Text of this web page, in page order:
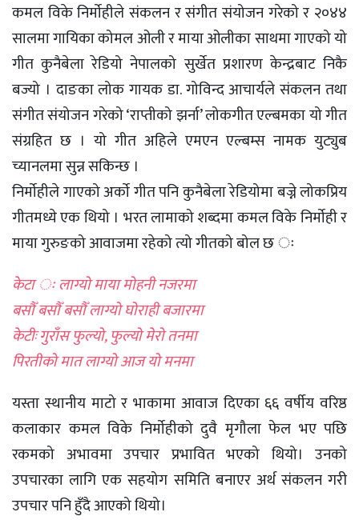
कमल विके निर्माेहीले संकलन र संगीत संयोजन गरेको र २०४४
सालमा गायिका कोमल ओली र माया ओलीका साथमा गाएको यो
गीत कुनैबेला रेडियो नेपालको सुर्खेत प्रशारण केन्द्रबाट निकै
बज्यो । दाङका लोक गायक डा. गोविन्द आचार्यले संकलन तथा
संगीत संयोजन गरेको ‘राप्तीको झर्ना’ लोकगीत एल्बमका यो गीत
संग्रहित छ । यो गीत अहिले एमएन एल्बम्स नामक युट्युब
च्यानलमा सुन्न सकिन्छ ।
निर्माेहीले गाएको अर्काे गीत पनि कुनैबेला रेडियोमा बज्ने लोकप्रिय
गीतमध्ये एक थियो । भरत लामाको शब्दमा कमल विके निर्माेही र
माया गुरुङको आवाजमा रहेको त्यो गीतको बोल छ ः
केटा ः लाग्यो माया मोहनी नजरमा
बसौँ बसौँ बसौँ लाग्यो घोराही बजारमा
केटीः गुराँस फुल्यो, फुल्यो मेरो तनमा
पिरतीको मात लाग्यो आज यो मनमा
यस्ता स्थानीय माटो र भाकामा आवाज दिएका ६६ वर्षीय वरिष्ठ
कलाकार कमल विके निर्माेहीको दुवै मृगौला फेल भए पछि
रकमको अभावमा उपचार प्रभावित भएको थियो। उनको
उपचारका लागि एक सहयोग समिति बनाएर अर्थ संकलन गरी
उपचार पनि हुँदै आएको थियो।